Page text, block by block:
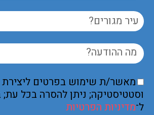
מאשר/ת שימוש בפרטים ליצירת
וסטטיסטיקה; ניתן להסרה בכל
ל־מדיניות הפרטיות